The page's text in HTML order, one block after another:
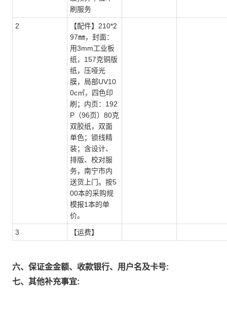
刷服务
2
【配件】210*2
97㎜，封面：
用3mm工业板
纸，157克铜版
纸，压哑光
膜，局部UV10
0c㎡，四色印
刷；内页：192
P（96页）80克
双胶纸，双面
单色；锁线精
装；含设计、
排版、校对服
务，南宁市内
送货上门。按5
00本的采购规
模报1本的单
价。
3 【运费】
六、保证金金额、收款银行、用户名及卡号:
七、其他补充事宜: